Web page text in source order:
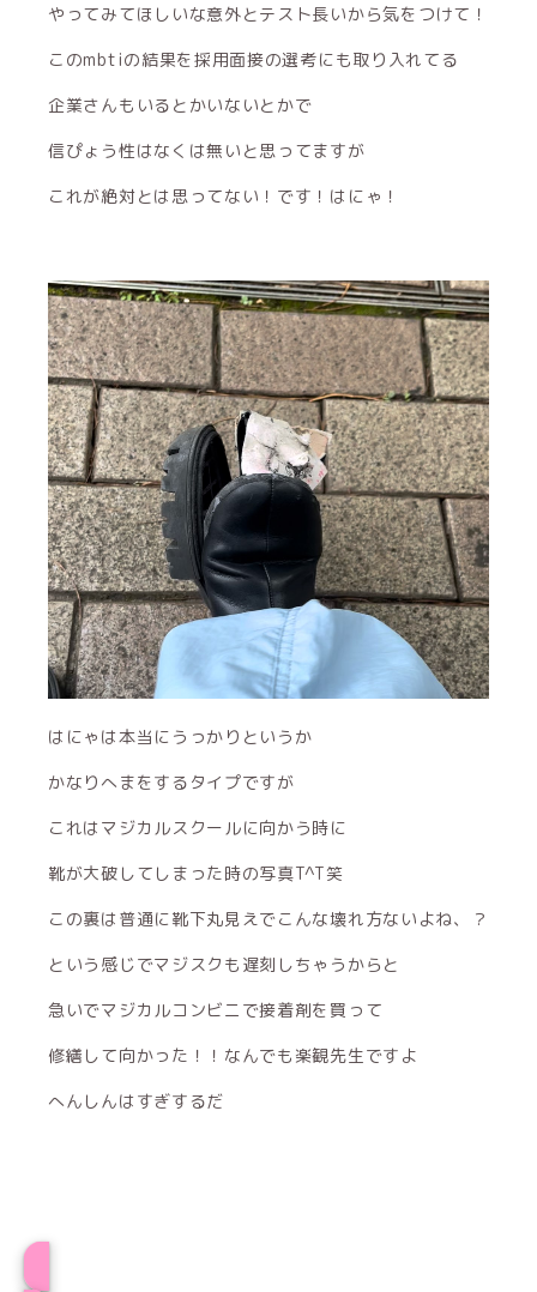
やってみてほしいな意外とテスト長いから気をつけて！
このmbtiの結果を採用面接の選考にも取り入れてる
企業さんもいるとかいないとかで
信ぴょう性はなくは無いと思ってますが
これが絶対とは思ってない！です！はにゃ！
はにゃは本当にうっかりというか
かなりへまをするタイプですが
これはマジカルスクールに向かう時に
靴が大破してしまった時の写真T^T笑
この裏は普通に靴下丸見えでこんな壊れ方ないよね、？
という感じでマジスクも遅刻しちゃうからと
急いでマジカルコンビニで接着剤を買って
修繕して向かった！！なんでも楽観先生ですよ
へんしんはすぎするだ